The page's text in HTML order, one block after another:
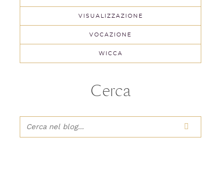
VISUALIZZAZIONE
VOCAZIONE
WICCA
Cerca
